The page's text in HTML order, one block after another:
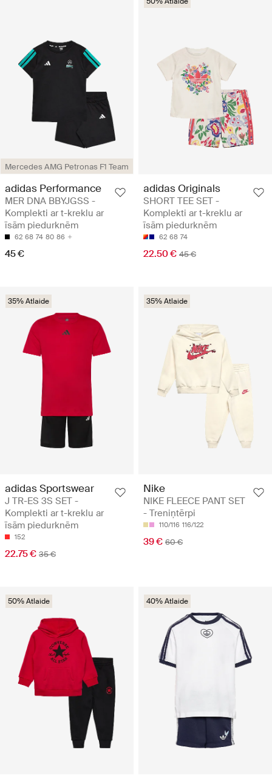
Mercedes AMG Petronas F1 Team
adidas Performance
MER DNA BBYJGSS -
Komplekti ar t-kreklu ar
īsām piedurknēm
62 68 74 80 86
45 €
adidas Originals
SHORT TEE SET -
Komplekti ar t-kreklu ar
īsām piedurknēm
62 68 74
22.50 € 45 €
35% Atlaide
adidas Sportswear
J TR-ES 3S SET -
Komplekti ar t-kreklu ar
īsām piedurknēm
152
22.75 € 35 €
35% Atlaide
Nike
NIKE FLEECE PANT SET
- Treniņtērpi
110/116 116/122
39 € 60 €
50% Atlaide 40% Atlaide